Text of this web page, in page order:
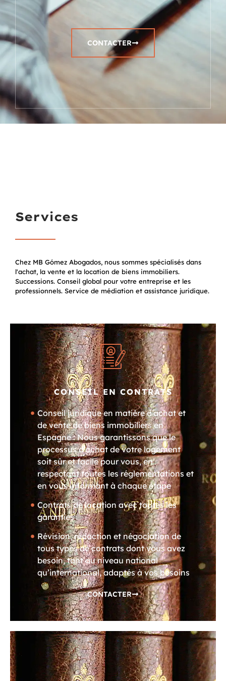
CONTACTER
Services
Chez MB Gómez Abogados, nous sommes spécialisés dans
l'achat, la vente et la location de biens immobiliers.
Successions. Conseil global pour votre entreprise et les
professionnels. Service de médiation et assistance juridique.
CONSEIL EN CONTRATS
Conseil juridique en matière d’achat et
de vente de biens immobiliers en
Espagne : Nous garantissons que le
processus d’achat de votre logement
soit sûr et facile pour vous, en
respectant toutes les réglementations et
en vous informant à chaque étape
Contrats de location avec toutes les
garanties
Révision, rédaction et négociation de
tous types de contrats dont vous avez
besoin, tant au niveau national
qu’international, adaptés à vos besoins
CONTACTER